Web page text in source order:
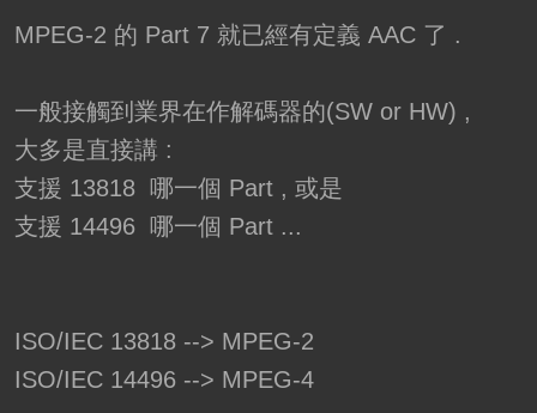
MPEG-2 的 Part 7 就已經有定義 AAC 了 .
一般接觸到業界在作解碼器的(SW or HW) ,
大多是直接講 :
支援 13818 哪一個 Part , 或是
支援 14496 哪一個 Part ...
ISO/IEC 13818 --> MPEG-2
ISO/IEC 14496 --> MPEG-4